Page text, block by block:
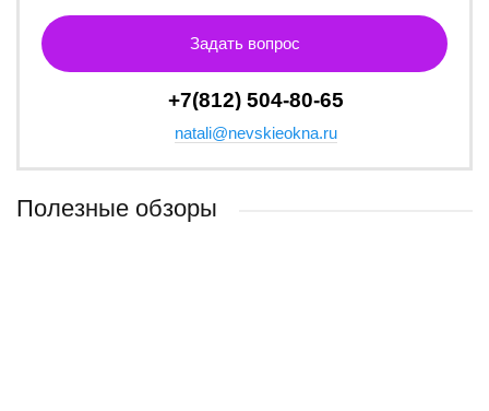
Задать вопрос
+7(812) 504-80-65
natali@nevskieokna.ru
Полезные обзоры